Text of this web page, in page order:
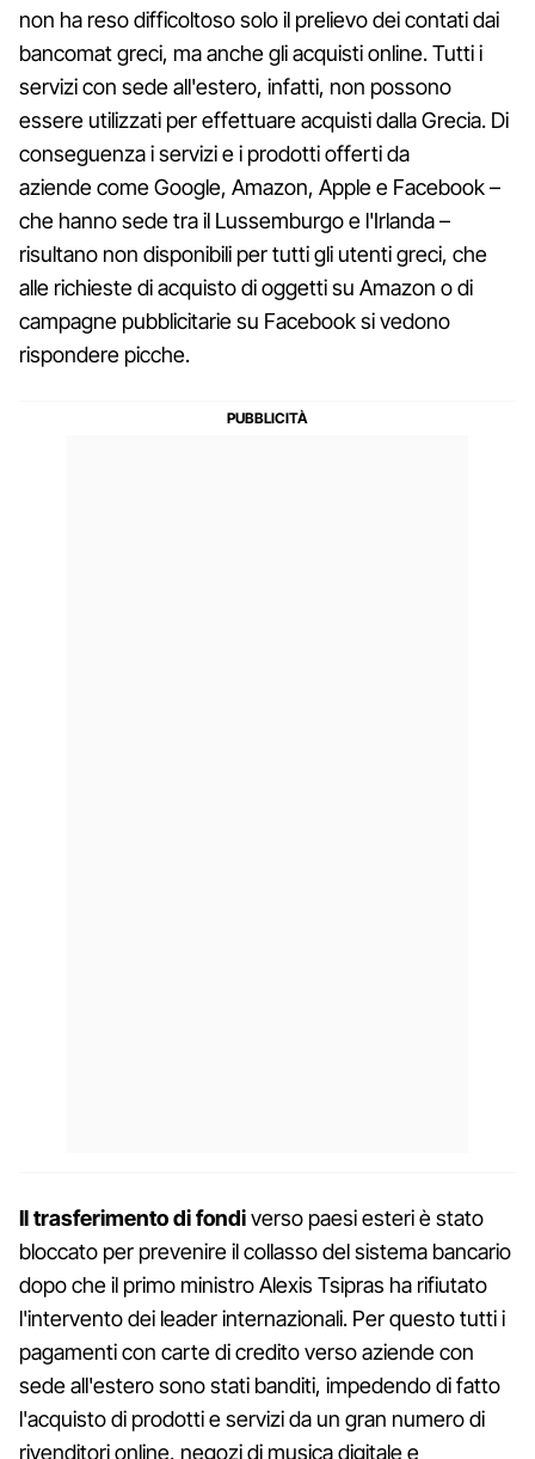
non ha reso difficoltoso solo il prelievo dei contati dai
bancomat greci, ma anche gli acquisti online. Tutti i
servizi con sede all'estero, infatti, non possono
essere utilizzati per effettuare acquisti dalla Grecia. Di
conseguenza i servizi e i prodotti offerti da
aziende come Google, Amazon, Apple e Facebook –
che hanno sede tra il Lussemburgo e l'Irlanda –
risultano non disponibili per tutti gli utenti greci, che
alle richieste di acquisto di oggetti su Amazon o di
campagne pubblicitarie su Facebook si vedono
rispondere picche.
Il trasferimento di fondiverso paesi esteri è stato
bloccato per prevenire il collasso del sistema bancario
dopo che il primo ministro Alexis Tsipras ha rifiutato
l'intervento dei leader internazionali. Per questo tutti i
pagamenti con carte di credito verso aziende con
sede all'estero sono stati banditi, impedendo di fatto
l'acquisto di prodotti e servizi da un gran numero di
rivenditori online, negozi di musica digitale e